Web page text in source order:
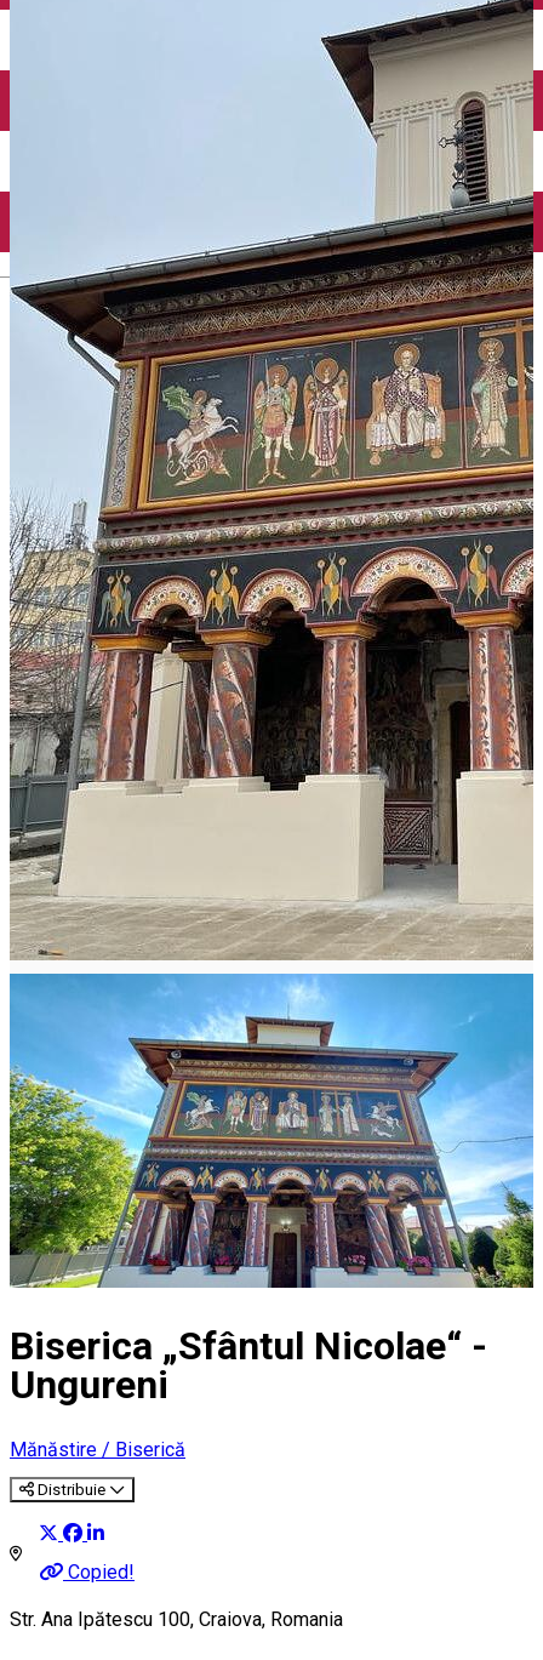
Încărcare vehicule electrice
Biserica „Sfântul Nicolae“ -
Ungureni
Mănăstire / Biserică
Distribuie
Copied!
Str. Ana Ipătescu 100, Craiova, Romania